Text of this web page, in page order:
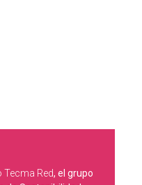
Tecma Red, el grupo